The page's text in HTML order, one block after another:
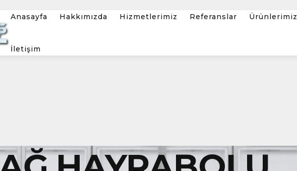
Anasayfa Hakkımızda Hizmetlerimiz Referanslar Ürünlerimiz
İletişim